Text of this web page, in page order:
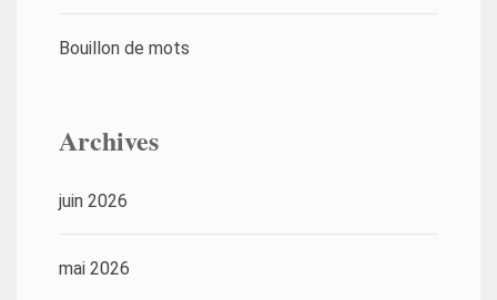
Bouillon de mots
Archives
juin 2026
mai 2026